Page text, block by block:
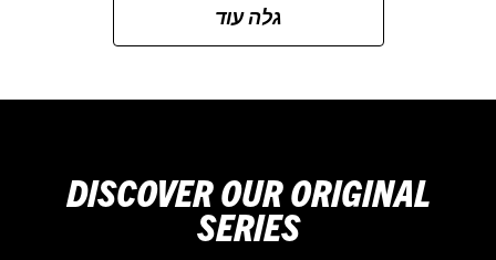
גלה עוד
DISCOVER OUR ORIGINAL
SERIES